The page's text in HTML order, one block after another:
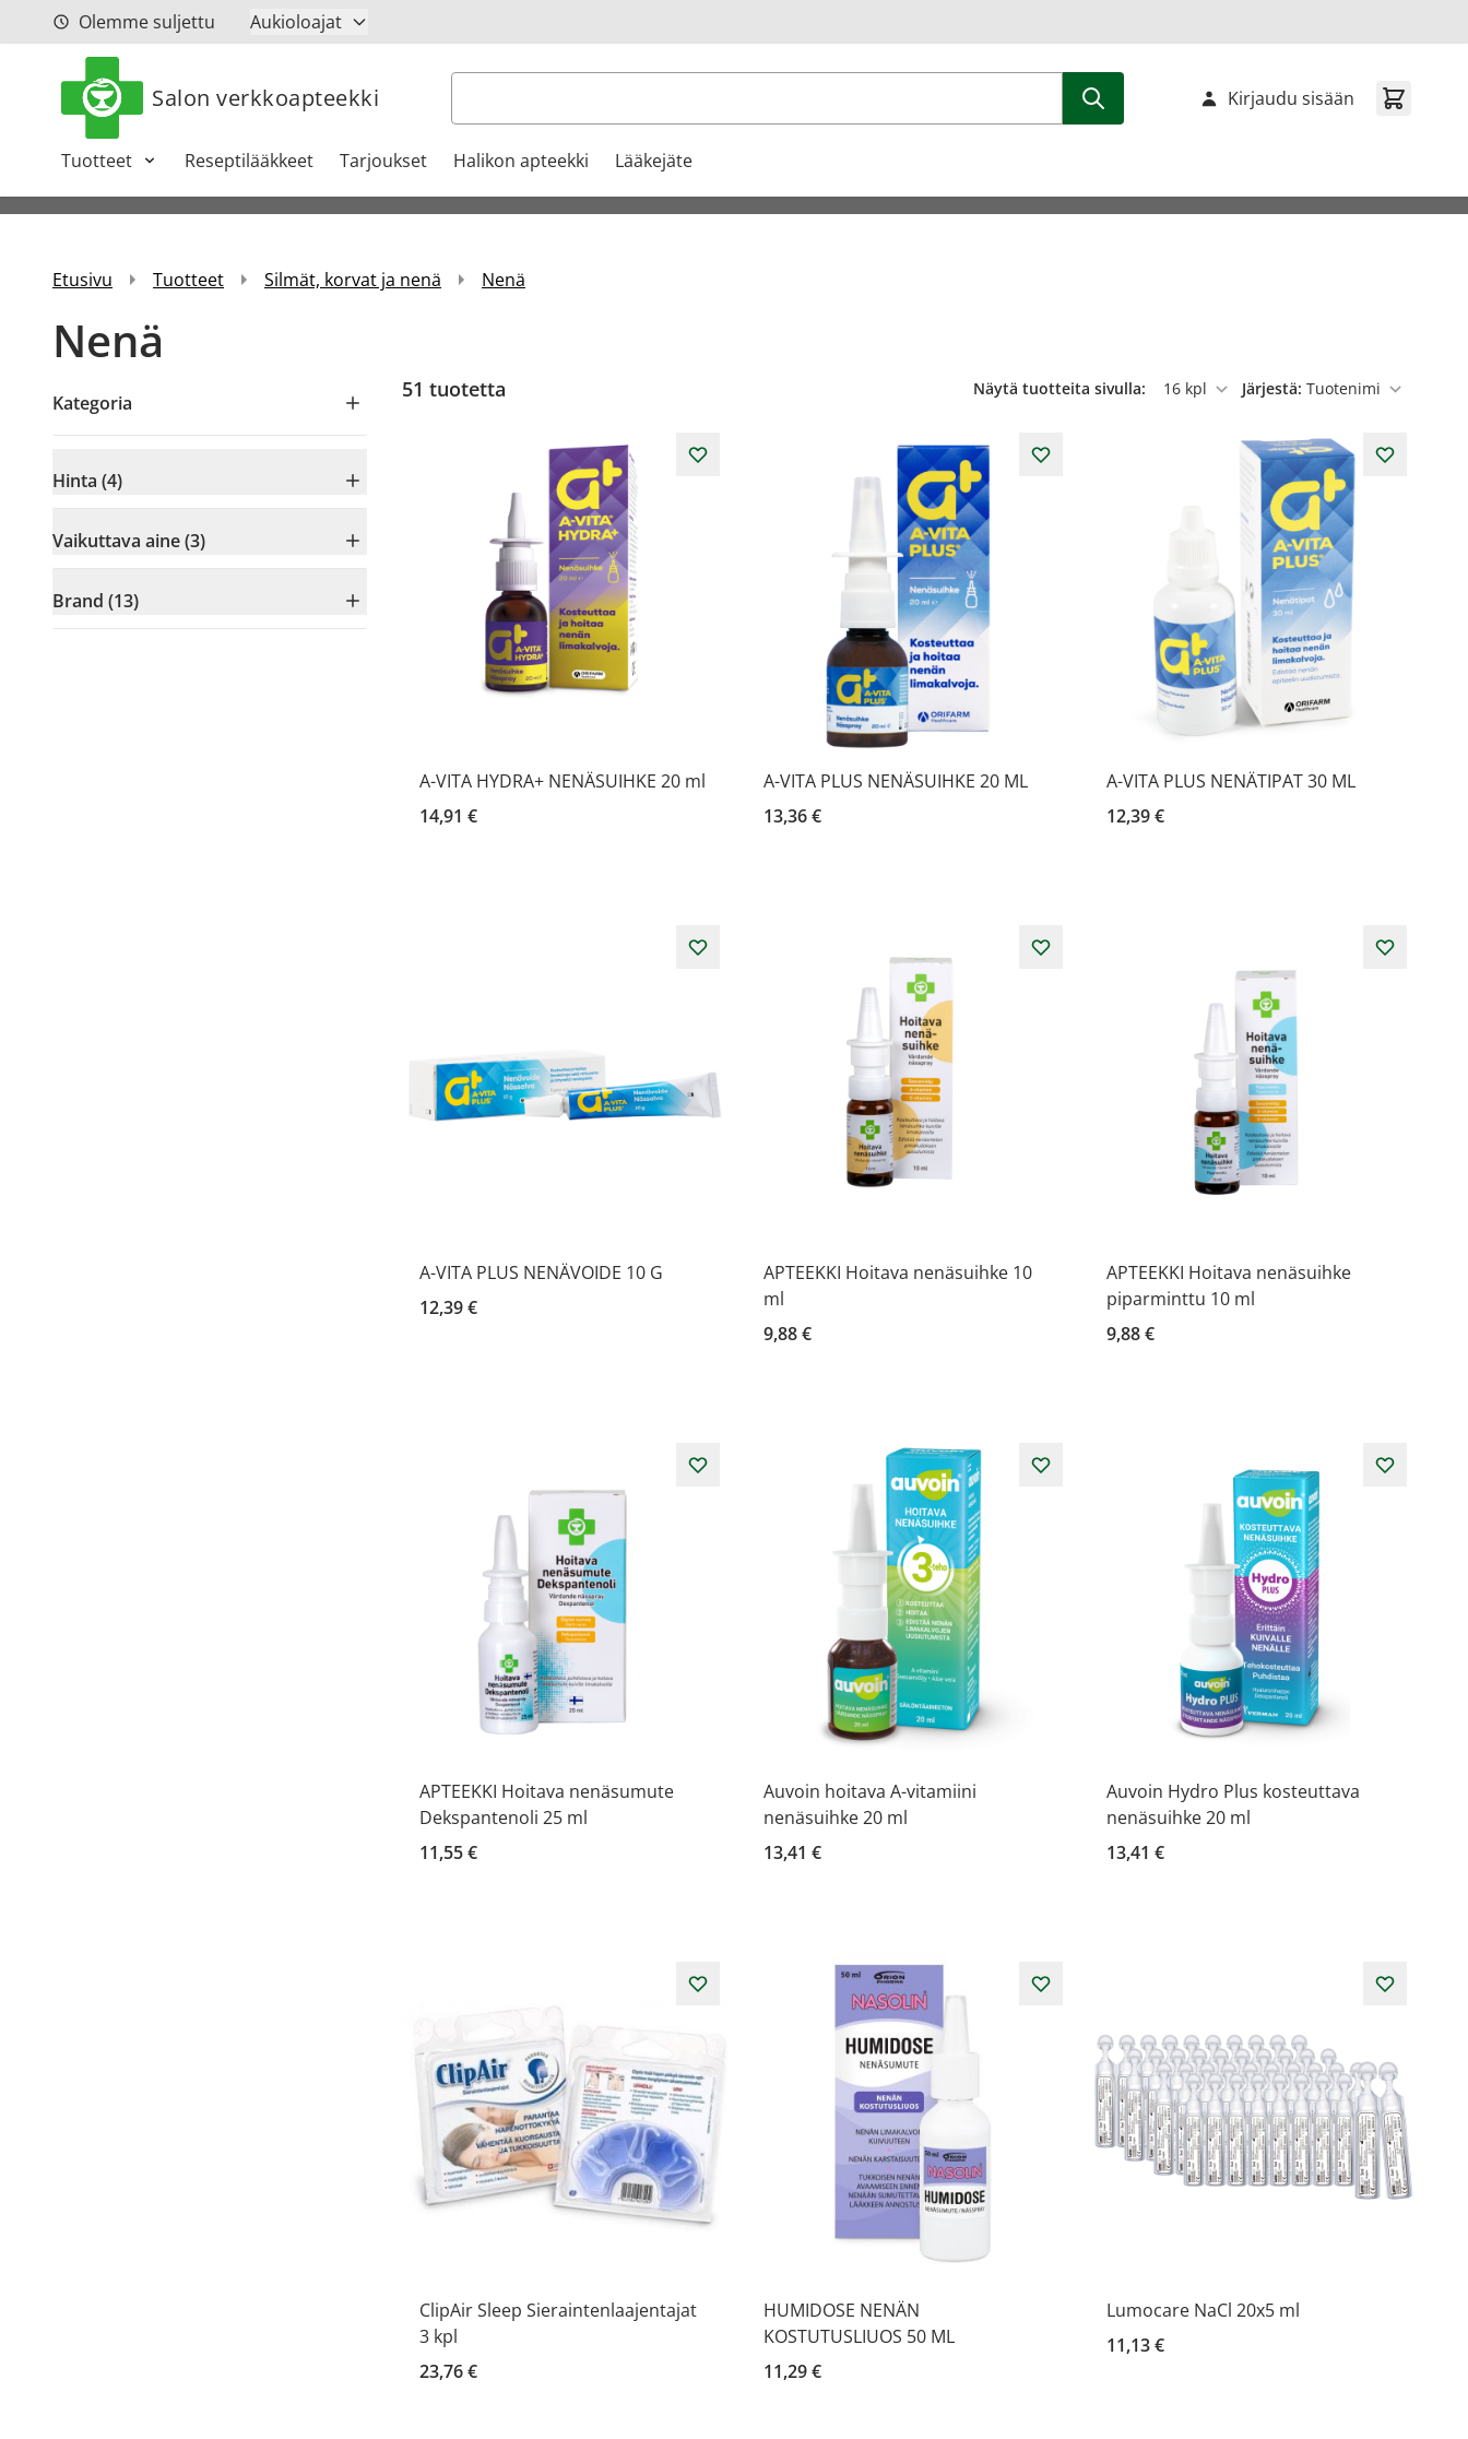
Siirry sisältöönOlemme suljettu Aukioloajat
Salon verkkoapteekki Haku
Tuotteet Reseptilääkkeet Tarjoukset Halikon apteekki Lääkejäte
Kirjaudu sisään
Etusivu Tuotteet Silmät, korvat ja nenä Nenä
Nenä
Kategoria
Hinta (4)
Vaikuttava aine (3)
Brand (13)
51 tuotetta Näytä tuotteita sivulla:
per sivu
Järjestä:
A-VITA HYDRA+ NENÄSUIHKE 20 ml
14,91 €
A-VITA PLUS NENÄSUIHKE 20 ML
13,36 €
A-VITA PLUS NENÄTIPAT 30 ML
12,39 €
A-VITA PLUS NENÄVOIDE 10 G
12,39 €
APTEEKKI Hoitava nenäsuihke 10
ml
9,88 €
APTEEKKI Hoitava nenäsuihke
piparminttu 10 ml
9,88 €
APTEEKKI Hoitava nenäsumute
Dekspantenoli 25 ml
11,55 €
Auvoin hoitava A-vitamiini
nenäsuihke 20 ml
13,41 €
Auvoin Hydro Plus kosteuttava
nenäsuihke 20 ml
13,41 €
ClipAir Sleep Sieraintenlaajentajat
3 kpl
23,76 €
HUMIDOSE NENÄN
KOSTUTUSLIUOS 50 ML
11,29 €
Lumocare NaCl 20x5 ml
11,13 €